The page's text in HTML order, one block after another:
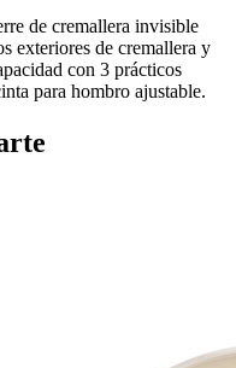
de cremallera invisible
exteriores de cremallera y
con 3 prácticos
para hombro ajustable.